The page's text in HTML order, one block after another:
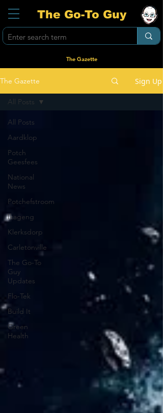
The Go-To Guy
The Gazette
The Gazette Sign Up
All Posts
Aardklop
Potch
Geesfees
National
News
Potchefstroom
Ikageng
Klerksdorp
Carletonville
The Go-To
Guy
Updates
Flo-Tek
Build It
Green
Health
All Posts